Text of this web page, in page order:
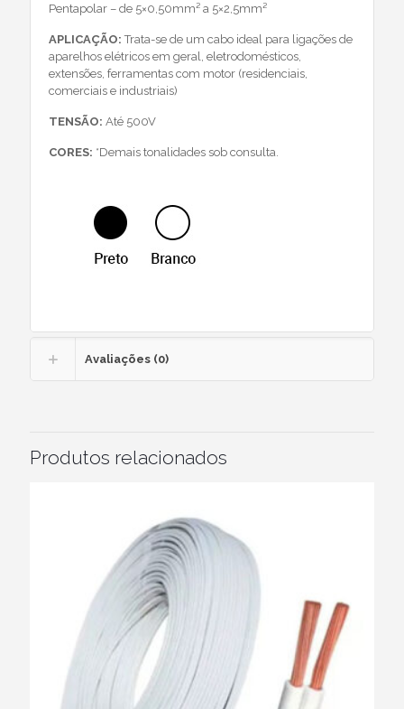
Pentapolar – de 5×0,50mm² a 5×2,5mm²
APLICAÇÃO: Trata-se de um cabo ideal para ligações de
aparelhos elétricos em geral, eletrodomésticos,
extensões, ferramentas com motor (residenciais,
comerciais e industriais)
TENSÃO: Até 500V
CORES: *Demais tonalidades sob consulta.
Avaliações (0)
Produtos relacionados